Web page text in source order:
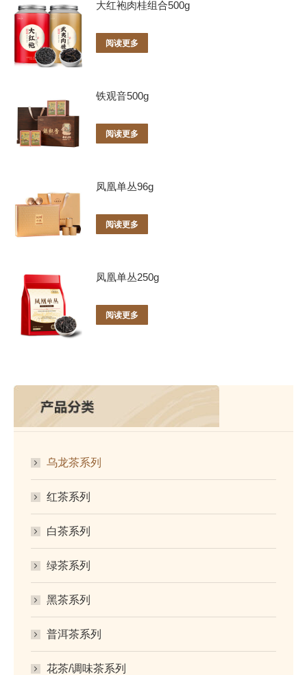
大红袍肉桂组合500g
阅读更多
铁观音500g
阅读更多
凤凰单丛96g
阅读更多
凤凰单丛250g
阅读更多
乌龙茶系列
红茶系列
白茶系列
绿茶系列
黑茶系列
普洱茶系列
花茶/调味茶系列